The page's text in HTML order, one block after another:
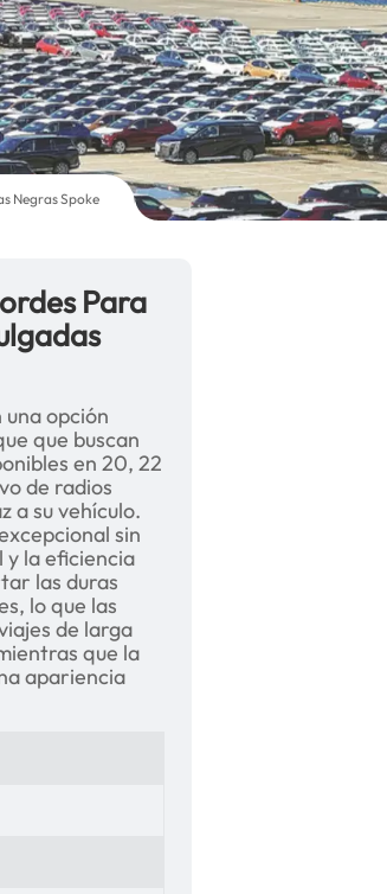
Negras Spoke
Para
opción
que buscan
en 20, 22
de radios
a su vehículo.
sin
y la eficiencia
las duras
lo que las
de larga
que la
apariencia